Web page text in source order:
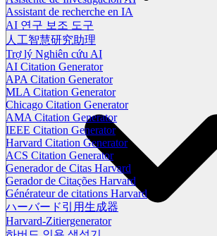
Assistant de recherche en IA
AI 연구 보조 도구
人工智慧研究助理
Trợ lý Nghiên cứu AI
AI Citation Generator
APA Citation Generator
MLA Citation Generator
Chicago Citation Generator
AMA Citation Generator
IEEE Citation Generator
Harvard Citation Generator
ACS Citation Generator
Generador de Citas Harvard
Gerador de Citações Harvard
Générateur de citations Harvard
ハーバード引用生成器
Harvard-Zitiergenerator